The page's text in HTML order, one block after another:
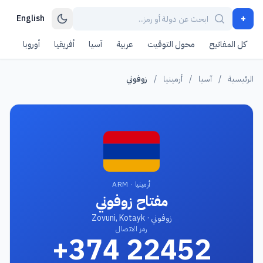
+
English
كل المفاتيح محول التوقيت عربية آسيا أفريقيا أوروبا
الرئيسية / آسيا / أرمينيا / زوفوني
أرمينيا · ARM
مفتاح زوفوني
زوفوني · Zovuni, Kotayk
رمز الاتصال
+374 22452